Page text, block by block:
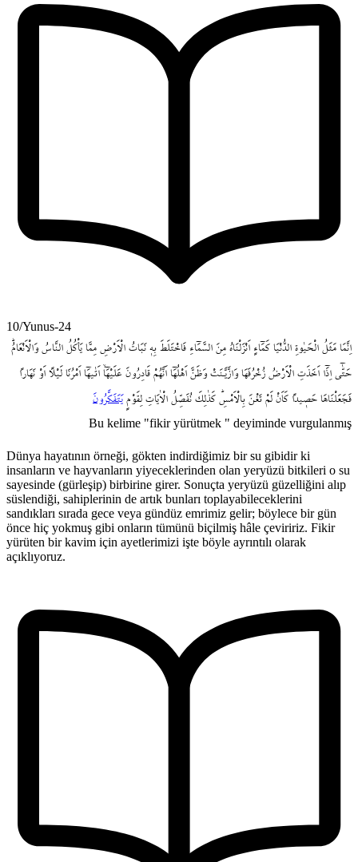
10/Yunus-24
اِنَّمَا مَثَلُ الْحَيٰوةِ الدُّنْيَا كَمَٓاءٍ اَنْزَلْنَاهُ مِنَ السَّمَٓاءِ فَاخْتَلَطَ بِه۪ نَبَاتُ الْاَرْضِ مِمَّا يَأْكُلُ النَّاسُ وَالْاَنْعَامُۜ
حَتّٰٓى
اِذَٓا اَخَذَتِ الْاَرْضُ زُخْرُفَهَا وَازَّيَّـنَتْ وَظَنَّ اَهْلُهَٓا اَنَّهُمْ قَادِرُونَ عَلَيْهَٓاۙ اَتٰيهَٓا اَمْرُنَا لَيْلاً اَوْ نَهَاراً
فَجَعَلْنَاهَا حَص۪يداً كَاَنْ لَمْ تَغْنَ بِالْاَمْسِۜ كَذٰلِكَ نُفَصِّلُ الْاٰيَاتِ لِقَوْمٍ يَتَفَكَّرُونَ
Bu kelime "fikir yürütmek " deyiminde vurgulanmış
Dünya hayatının örneği, gökten indirdiğimiz bir su gibidir ki
insanların ve hayvanların yiyeceklerinden olan yeryüzü bitkileri o su
sayesinde (gürleşip) birbirine girer. Sonuçta yeryüzü güzelliğini alıp
süslendiği, sahiplerinin de artık bunları toplayabileceklerini
sandıkları sırada gece veya gündüz emrimiz gelir; böylece bir gün
önce hiç yokmuş gibi onların tümünü biçilmiş hâle çeviririz. Fikir
yürüten bir kavim için ayetlerimizi işte böyle ayrıntılı olarak
açıklıyoruz.